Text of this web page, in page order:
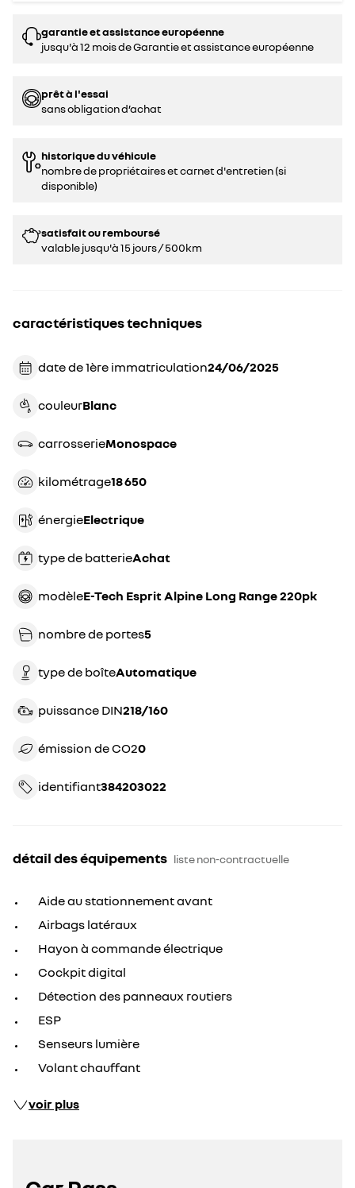
garantie et assistance européenne
jusqu'à 12 mois de Garantie et assistance européenne
prêt à l'essai
sans obligation d’achat
historique du véhicule
nombre de propriétaires et carnet d'entretien (si
disponible)
satisfait ou remboursé
valable jusqu'à 15 jours / 500km
caractéristiques techniques
date de 1ère immatriculation 24/06/2025
couleur blanc
carrosserie monospace
kilométrage 18 650
énergie electrique
type de batterie achat
modèle E-Tech Esprit Alpine Long Range 220pk
nombre de portes5
type de boîte automatique
puissance DIN 218/160
émission de CO20
identifiant 384203022
détail des équipements liste non-contractuelle
Aide au stationnement avant
Airbags latéraux
Hayon à commande électrique
Cockpit digital
Détection des panneaux routiers
ESP
Senseurs lumière
Volant chauffant
voir plus